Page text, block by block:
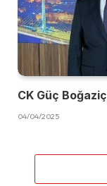
CK Güç
04/04/2025